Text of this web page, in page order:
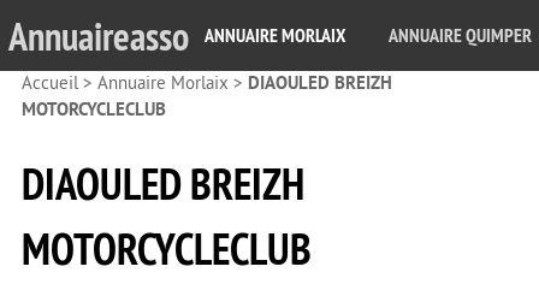
Annuaireasso ANNUAIRE MORLAIX ANNUAIRE QUIMPER
Accueil> Annuaire Morlaix > DIAOULED BREIZH
MOTORCYCLECLUB
DIAOULED BREIZH
MOTORCYCLECLUB